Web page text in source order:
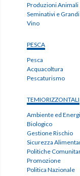
Produzioni Animali
Seminativi e
Vino
PESCA
Pesca
Acquacoltura
Pescaturismo
TEMIORIZZONTALI
Ambiente ed
Biologico
Gestione Rischio
Sicurezza
Politiche
Promozione
Politica Nazionale